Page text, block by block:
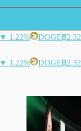
▼ 1.22% DOGE฿2.32
▼ 1.22% DOGE฿2.32